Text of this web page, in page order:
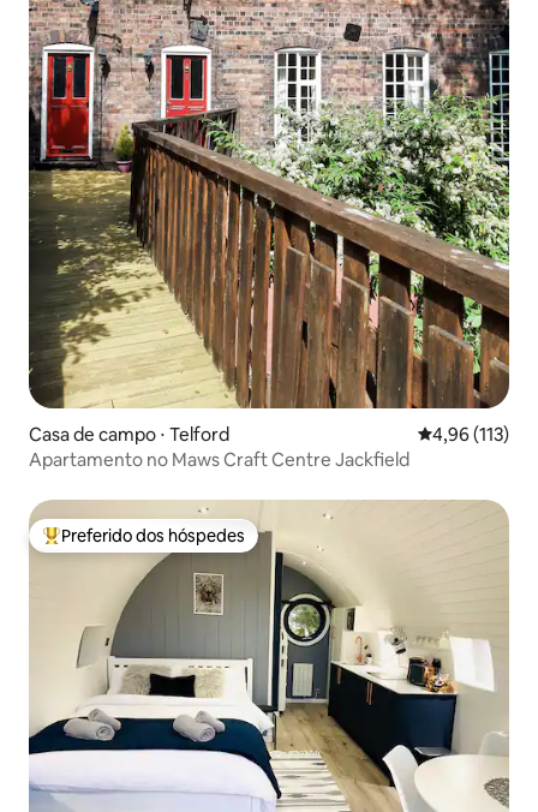
Casa de campo ⋅ Telford 4,96 de uma
4,96 (113)
Apartamento no Maws Craft Centre Jackfield
Entre os melhores preferidos dos hóspedes
Preferido dos hóspedes